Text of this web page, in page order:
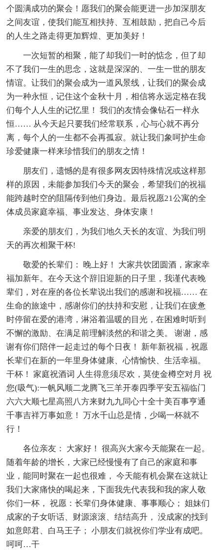
个圆满成功的聚会！愿我们的聚会能更进一步加深朋友
之间友谊，使我们能互相扶持、互相鼓励，把自己今后
的人生之路走得更加辉煌、更加美好！
一次短暂的相聚，能了却我们一时的惦念，但了却
不了我们一生的思念，这就是深深的、一生一世的朋友
情谊。让我们的聚会成为一道风景线，让我们的聚会成
为一种永恒，记住这个金秋十月，相信将永远定格在我
们每个人人生的记忆里！ 我们的友情会像钻石一样永
恒…… 从今天起只要我们经常联系，心与心就不再分
离，每个人的一生都不会再孤寂。就让我们象呵护生命
珍爱健康一样来珍惜我们的朋友之情！
朋友们，遗憾的是有很多网友因特殊情况或这样那
样的原因，未能参加我们今天的聚会，希望我们的祝福
能跨越时空的阻隔传到他们身边。最后祝愿21公寓的全
体成员家庭幸福、事业发达、身体安康！
亲爱的朋友们，为我们地久天长的友谊、为我们明
天的再次相聚干杯!
敬爱的长辈们： 晚上好！ 大家共饮团圆酒，家家幸
福加新年。在今天这个辞旧迎新的日子里，我谨代表晚
辈们，对在座的各位长辈说出我们的感谢和祝福…… 在
生命的旅途中，感谢你们的扶持和安慰，让我们在疲惫
时停留在爱的港湾，淋浴着温暖的目光，在困难时听到
不懈的激励、在满足前理解淡然的和谐之美。 谢谢，感
谢有你们陪伴一起走过的每个日夜！ 新年新祝福，祝愿
长辈们在新的一年里身体健康、心情愉快、生活幸福。
干杯！ 家庭祝酒词 人生得意须尽欢，莫使金樽空对月 祝
您(吸气):一帆风顺二龙腾飞三羊开泰四季平安五福临门
六六大顺七星高照八方来财九九同心十全十美百事亨通
千事吉祥万事如意！ 万水千山总是情，少喝一杯就不
行！
各位亲友： 大家好！ 很高兴大家今天能聚在一起。
随着年龄的增长，大家已经慢慢有了自己的家庭和事
业，能同时聚在一起也很难， 今天能有机会聚在这就让
我们大家痛快的喝起来，下面我先代表我和我的家人敬
你们一杯， 祝愿：长辈们身体健康、事事顺心； 姐妹们
成家的子女听话、财源滚滚、结结高升， 没成家的找到
如意郎君、白马王子； 小朋友们就祝你们学业有成吧。
呵呵…干